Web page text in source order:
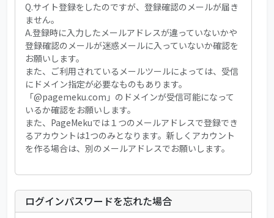
Q.サイト登録をしたのですが、登録確認のメールが届き
ません。
A.登録時に入力したメールアドレスが違っていないかや
登録確認のメールが迷惑メールに入っていないか確認を
お願いします。
また、ご利用されているメールツールによっては、受信
にドメイン指定が必要なものもあります。
「@pagemeku.com」のドメインが受信可能になって
いるか確認をお願いします。
また、PageMekuでは１つのメールアドレスで登録でき
るアカウントは1つのみとなります。新しくアカウント
を作る場合は、別のメールアドレスでお願いします。
ログインパスワードを忘れた場合